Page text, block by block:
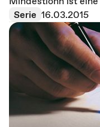
Serie 16.03.2015